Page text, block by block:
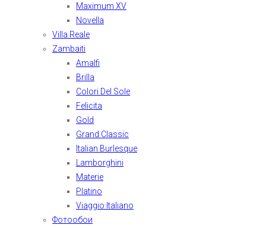
Maximum XV
Novella
Villa Reale
Zambaiti
Amalfi
Brilla
Colori Del Sole
Felicita
Gold
Grand Classic
Italian Burlesque
Lamborghini
Materie
Platino
Viaggio Italiano
Фотообои